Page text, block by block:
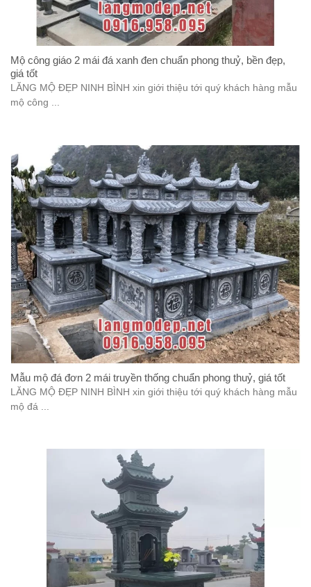
Mộ công giáo 2 mái đá xanh đen chuẩn phong thuỷ, bền đẹp,
giá tốt
LĂNG MỘ ĐẸP NINH BÌNH xin giới thiệu tới quý khách hàng mẫu
mộ công ...
Mẫu mộ đá đơn 2 mái truyền thống chuẩn phong thuỷ, giá tốt
LĂNG MỘ ĐẸP NINH BÌNH xin giới thiệu tới quý khách hàng mẫu
mộ đá ...